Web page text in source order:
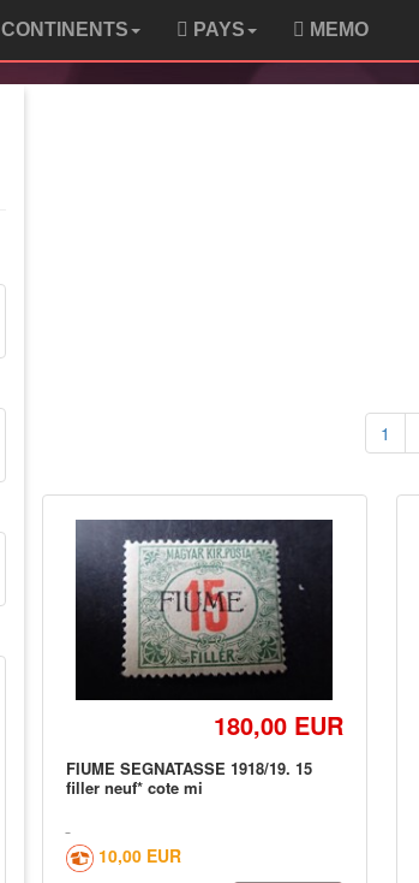
CONTINENTS PAYS MEMO
1
180,00 EUR
FIUME SEGNATASSE 1918/19. 15
filler neuf* cote mi
10,00 EUR